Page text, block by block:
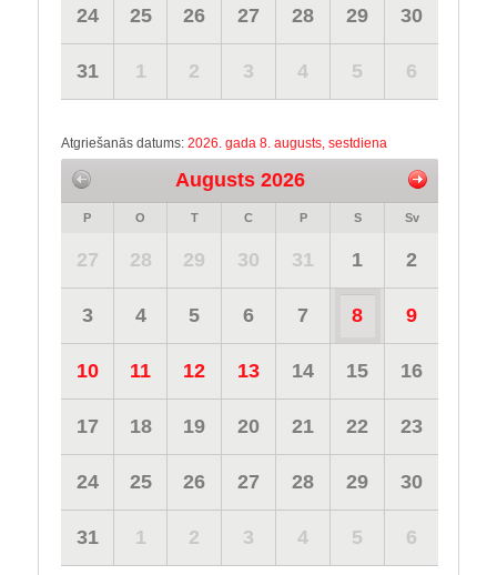
24 25 26 27 28 29 30
31 1 2 3 4 5 6
Atgriešanās datums: 2026. gada 8. augusts, sestdiena
Augusts 2026
P O T C P S Sv
27 28 29 30 31 1 2
3 4 5 6 7 8 9
10 11 12 13 14 15 16
17 18 19 20 21 22 23
24 25 26 27 28 29 30
31 1 2 3 4 5 6